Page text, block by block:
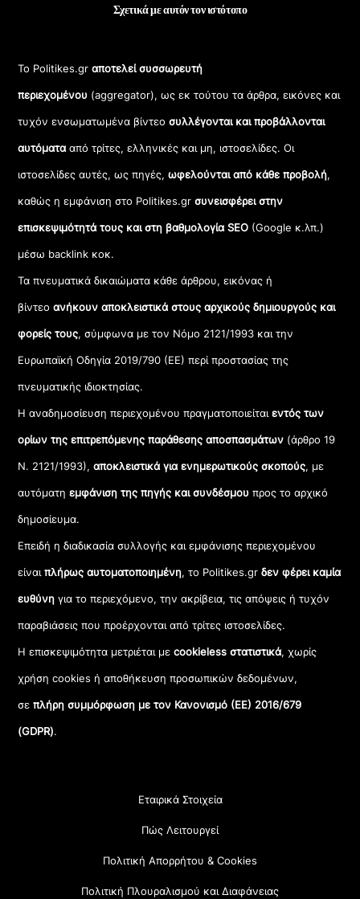
Σχετικά με αυτόν τον ιστότοπο
Το Politikes.grαποτελεί συσσωρευτή
περιεχομένου (aggregator), ως εκ τούτου τα άρθρα, εικόνες και
τυχόν ενσωματωμένα βίντεοσυλλέγονται και προβάλλονται
αυτόματααπό τρίτες, ελληνικές και μη, ιστοσελίδες. Οι
ιστοσελίδες αυτές, ως πηγές,ωφελούνται από κάθε προβολή,
καθώς η εμφάνιση στο Politikes.gr συνεισφέρει στην
επισκεψιμότητά τους και στη βαθμολογία SEO (Google κ.λπ.)
μέσω backlink κοκ.
Τα πνευματικά δικαιώματα κάθε άρθρου, εικόνας ή
βίντεοανήκουν αποκλειστικά στους αρχικούς δημιουργούς και
φορείς τους, σύμφωνα με τον Νόμο 2121/1993 και την
Ευρωπαϊκή Οδηγία 2019/790 (ΕΕ) περί προστασίας της
πνευματικής ιδιοκτησίας.
Η αναδημοσίευση περιεχομένου πραγματοποιείταιεντός των
ορίων της επιτρεπόμενης παράθεσης αποσπασμάτων (άρθρο 19
Ν. 2121/1993), αποκλειστικά για ενημερωτικούς σκοπούς, με
αυτόματηεμφάνιση της πηγής και συνδέσμου προς το αρχικό
δημοσίευμα.
Επειδή η διαδικασία συλλογής και εμφάνισης περιεχομένου
είναιπλήρως αυτοματοποιημένη, το Politikes.grδεν φέρει καμία
ευθύνη για το περιεχόμενο, την ακρίβεια, τις απόψεις ή τυχόν
παραβιάσεις που προέρχονται από τρίτες ιστοσελίδες.
Η επισκεψιμότητα μετριέται μεcookieless στατιστικά, χωρίς
χρήση cookies ή αποθήκευση προσωπικών δεδομένων,
σεπλήρη συμμόρφωση με τον Κανονισμό (ΕΕ) 2016/679
(GDPR).
Εταιρικά Στοιχεία
Πώς Λειτουργεί
Πολιτική Απορρήτου & Cookies
Πολιτική Πλουραλισμού και Διαφάνειας